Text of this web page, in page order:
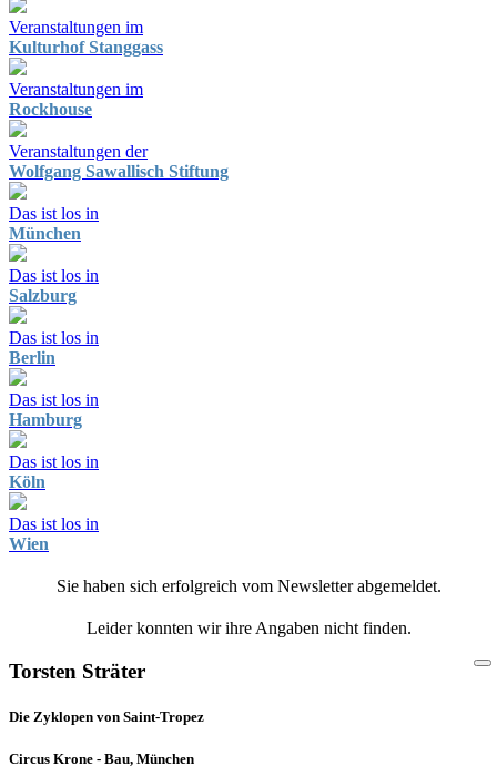
Veranstaltungen im
Kulturhof Stanggass
Veranstaltungen im
Rockhouse
Veranstaltungen der
Wolfgang Sawallisch Stiftung
Das ist los in
München
Das ist los in
Salzburg
Das ist los in
Berlin
Das ist los in
Hamburg
Das ist los in
Köln
Das ist los in
Wien
Sie haben sich erfolgreich vom Newsletter abgemeldet.
Leider konnten wir ihre Angaben nicht finden.
Torsten Sträter
Die Zyklopen von Saint-Tropez
Circus Krone - Bau, München